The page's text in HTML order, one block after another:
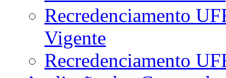
Recredenciamento
Vigente
Recredenciamento